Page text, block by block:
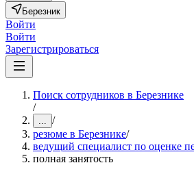
Березник
Войти
Войти
Зарегистрироваться
Поиск сотрудников в Березнике
/
... /
резюме в Березнике/
ведущий специалист по оценке
полная занятость